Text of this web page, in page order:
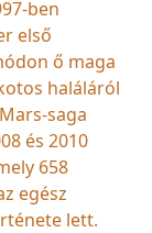
ben
első
ő maga
haláláról
saga
és 2010
658
egész
lett.